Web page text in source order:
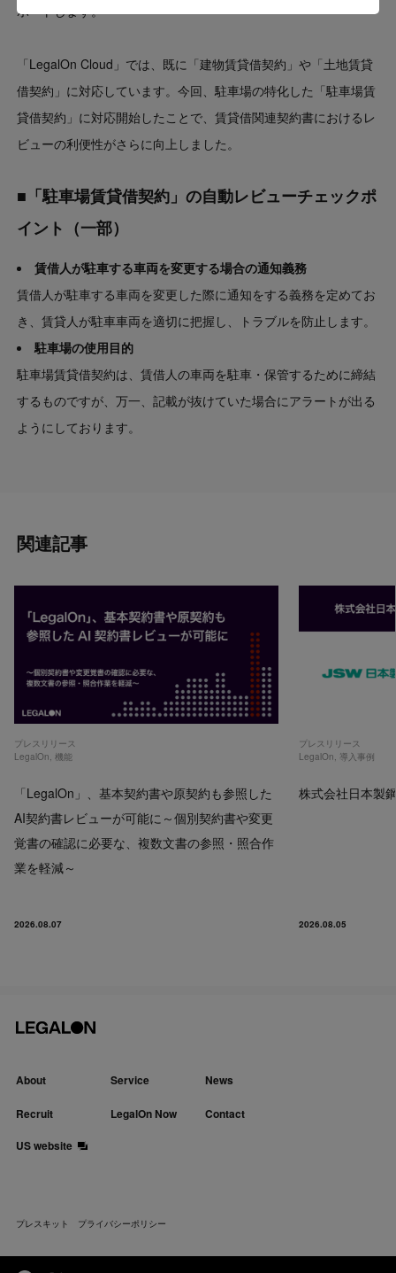
ポートします。
「LegalOn Cloud」では、既に「建物賃貸借契約」や「土地賃貸
借契約」に対応しています。今回、駐車場の特化した「駐車場賃
貸借契約」に対応開始したことで、賃貸借関連契約書におけるレ
ビューの利便性がさらに向上しました。
■「駐車場賃貸借契約」の自動レビューチェックポ
イント（一部）
賃借人が駐車する車両を変更する場合の通知義務
賃借人が駐車する車両を変更した際に通知をする義務を定めてお
き、賃貸人が駐車車両を適切に把握し、トラブルを防止します。
駐車場の使用目的
駐車場賃貸借契約は、賃借人の車両を駐車・保管するために締結
するものですが、万一、記載が抜けていた場合にアラートが出る
ようにしております。
関連記事
プレスリリース
LegalOn,機能
「LegalOn」、基本契約書や原契約も参照した
AI契約書レビューが可能に～個別契約書や変更
覚書の確認に必要な、複数文書の参照・照合作
業を軽減～
2026.08.07
プレスリリース
LegalOn, 導入事例
株式会社日本製
2026.08.05
About Service News
Recruit LegalOn Now
Contact
US website
プレスキット プライバシーポリシー